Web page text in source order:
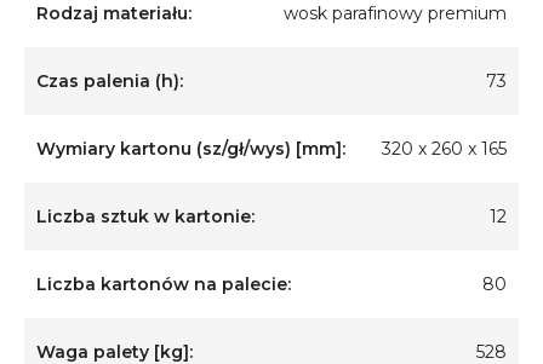
Rodzaj materiału: wosk parafinowy premium
Czas palenia (h): 73
Wymiary kartonu (sz/gł/wys) [mm]: 320 x 260 x 165
Liczba sztuk w kartonie: 12
Liczba kartonów na palecie: 80
Waga palety [kg]: 528